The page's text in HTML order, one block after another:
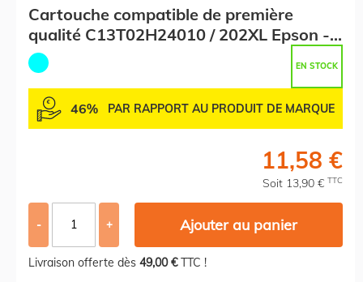
Cartouche compatible de première
qualité C13T02H24010 / 202XL Epson -
cyan
EN STOCK
46% PAR RAPPORT AU PRODUIT DE MARQUE
11,58 €
Soit 13,90 € TTC
- + Ajouter au panier
Livraison offerte dès 49,00 €TTC !